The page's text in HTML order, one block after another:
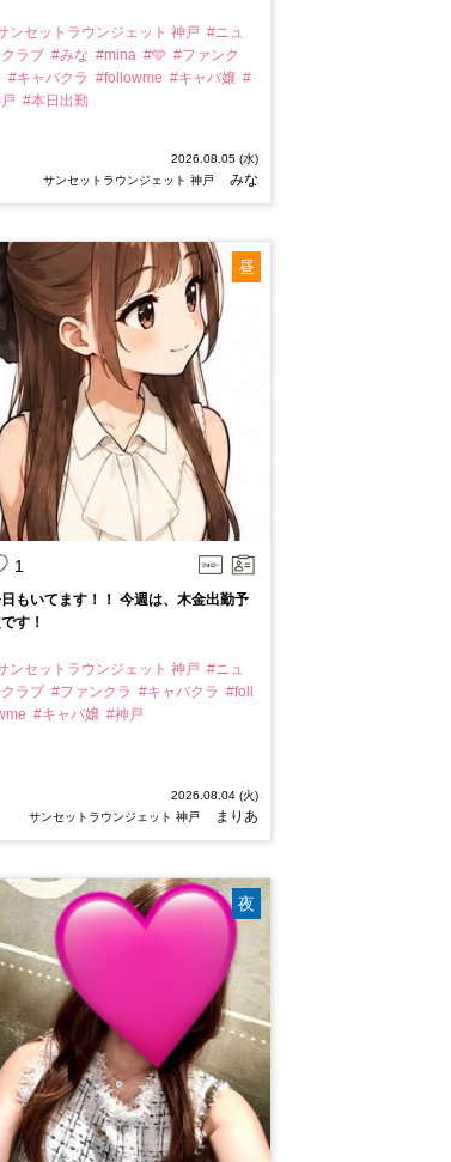
ンセットラウンジェット 神戸 #ニュ
ラブ #みな #mina #🩵 #ファンク
#キャバクラ #followme #キャバ嬢 #
#本日出勤
2026.08.05 (水)
サンセットラウンジェット 神戸
みな
1
昼
もいてます！！ 今週は、木金出勤予
す！
ンセットラウンジェット 神戸 #ニュ
ラブ #ファンクラ #キャバクラ #foll
#キャバ嬢 #神戸
2026.08.04 (火)
サンセットラウンジェット 神戸
まりあ
夜